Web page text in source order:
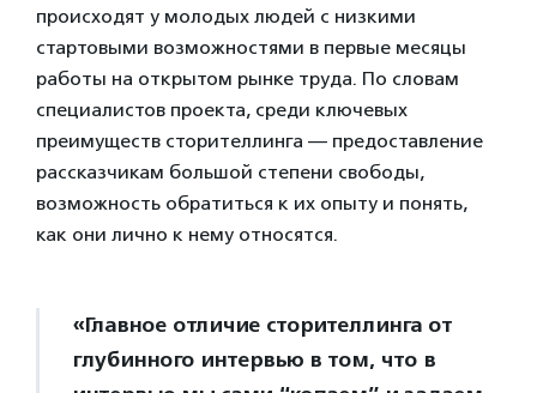
происходят у молодых людей с низкими
стартовыми возможностями в первые месяцы
работы на открытом рынке труда. По словам
специалистов проекта, среди ключевых
преимуществ сторителлинга — предоставление
рассказчикам большой степени свободы,
возможность обратиться к их опыту и понять,
как они лично к нему относятся.
«Главное отличие сторителлинга от
глубинного интервью в том, что в